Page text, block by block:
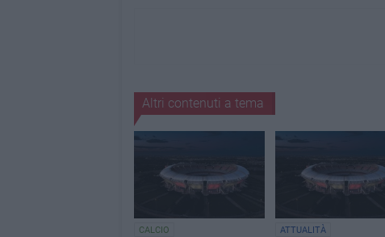
Altri contenuti a tema
CALCIO ATTUALITÀ